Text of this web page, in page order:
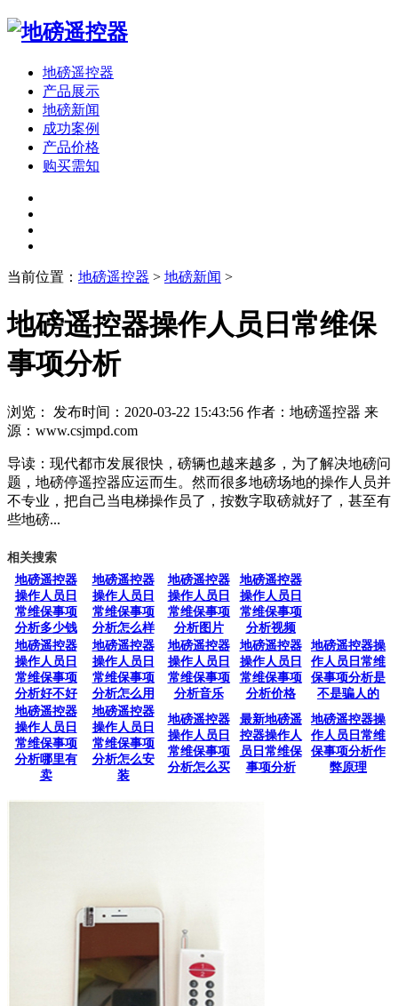
地磅遥控器
产品展示
地磅新闻
成功案例
产品价格
购买需知
当前位置： 地磅遥控器 > 地磅新闻 >
地磅遥控器操作人员日常维保
事项分析
浏览： 发布时间：2020-03-22 15:43:56 作者：地磅遥控器 来
源：www.csjmpd.com
导读：现代都市发展很快，磅辆也越来越多，为了解决地磅问
题，地磅停遥控器应运而生。然而很多地磅场地的操作人员并
不专业，把自己当电梯操作员了，按数字取磅就好了，甚至有
些地磅...
相关搜索
地磅遥控器
操作人员日
常维保事项
分析多少钱
地磅遥控器
操作人员日
常维保事项
分析怎么样
地磅遥控器
操作人员日
常维保事项
分析图片
地磅遥控器
操作人员日
常维保事项
分析视频
地磅遥控器
操作人员日
常维保事项
分析好不好
地磅遥控器
操作人员日
常维保事项
分析怎么用
地磅遥控器
操作人员日
常维保事项
分析音乐
地磅遥控器
操作人员日
常维保事项
分析价格
地磅遥控器操
作人员日常维
保事项分析是
不是骗人的
地磅遥控器
操作人员日
常维保事项
分析哪里有
卖
地磅遥控器
操作人员日
常维保事项
分析怎么安
装
地磅遥控器
操作人员日
常维保事项
分析怎么买
最新地磅遥
控器操作人
员日常维保
事项分析
地磅遥控器操
作人员日常维
保事项分析作
弊原理